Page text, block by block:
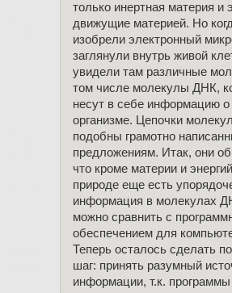
только инертная материя и
движущие материей. Но
изобрели электронный
заглянули внутрь живой
увидели там различные
том числе молекулы ДНК,
несут в себе информацию
организме. Цепочки
подобны грамотно
предложениям. Итак, они
что кроме материи и
природе еще есть
информация в молекулах
можно сравнить с
обеспечением для
Теперь осталось сделать
шаг: принять разумный
информации, т.к.